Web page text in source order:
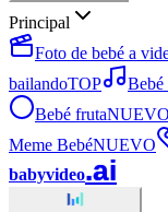
Principal
Foto de bebé a
bailandoTOP Bebé
Bebé frutaNUEVO
Meme BebéNUEVO
babyvideo.ai